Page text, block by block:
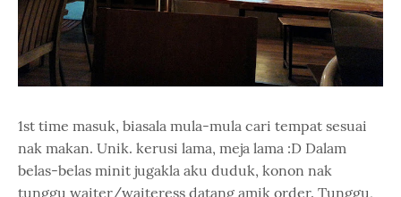
1st time masuk, biasala mula-mula cari tempat sesuai
nak makan. Unik. kerusi lama, meja lama :D Dalam
belas-belas minit jugakla aku duduk, konon nak
tunggu waiter/waiteress datang amik order. Tunggu,